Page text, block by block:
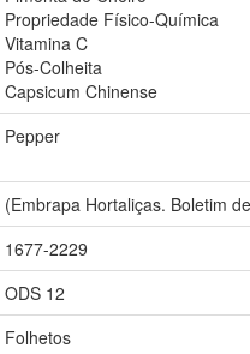
Propriedade Físico-Química
Vitamina C
Pós-Colheita
Capsicum Chinense
Pepper
(Embrapa Hortaliças. Boletim
1677-2229
ODS 12
Folhetos